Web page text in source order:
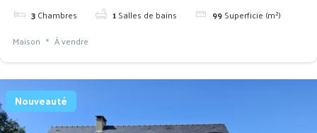
3Chambres 1Salles de bains 99Superficie (m²)
Maison
À vendre
Nouveauté